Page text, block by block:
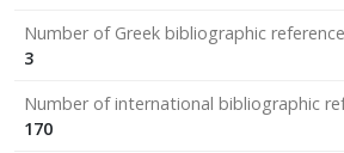
Number of Greek bibliographic
3
Number of international bibliographic
170